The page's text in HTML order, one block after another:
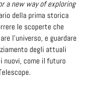
a new way of exploring
della prima storica
le scoperte che
l’universo, e guardare
degli attuali
nuovi, come il futuro